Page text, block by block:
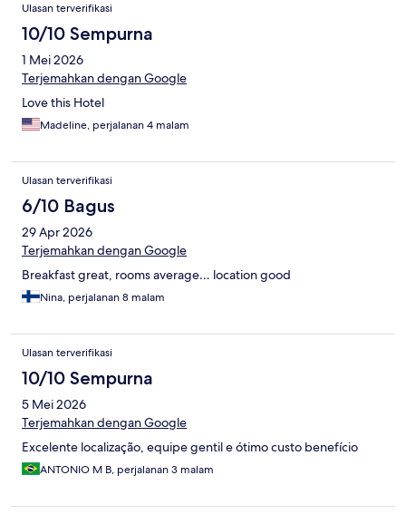
Ulasan terverifikasi
10/10 Sempurna
1 Mei 2026
Terjemahkan dengan Google
Love this Hotel
Madeline, perjalanan 4 malam
Ulasan terverifikasi
6/10 Bagus
29 Apr 2026
Terjemahkan dengan Google
Breakfast great, rooms average… location good
Nina, perjalanan 8 malam
Ulasan terverifikasi
10/10 Sempurna
5 Mei 2026
Terjemahkan dengan Google
Excelente localização, equipe gentil e ótimo custo benefício
ANTONIO M B, perjalanan 3 malam